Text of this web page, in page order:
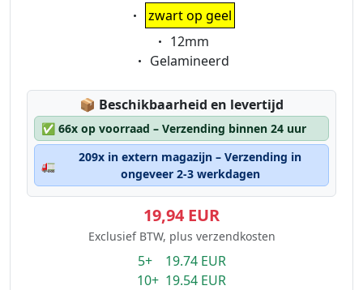
Eigenschaft:
zwart op geel
Eigenschaft:
12mm
Eigenschaft:
Gelamineerd
📦 Lagerstatus:
Beschikbaarheid en levertijd
✅ 66x op voorraad – Verzending binnen 24 uur
🚛
209x in extern magazijn – Verzending in
ongeveer 2-3 werkdagen
19,94 EUR
Exclusief BTW, plus verzendkosten
5+ 19.74 EUR
10+ 19.54 EUR